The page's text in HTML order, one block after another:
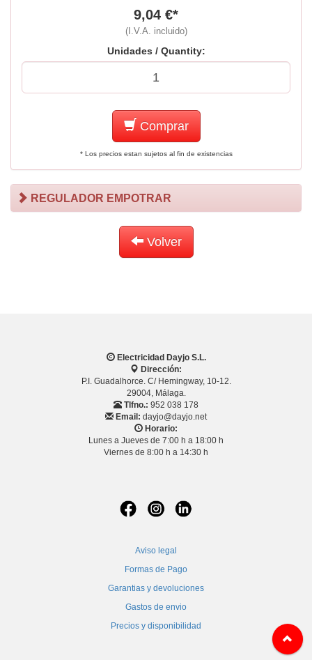
9,04 €*
(I.V.A. incluido)
Unidades / Quantity:
Comprar
* Los precios estan sujetos al fin de existencias
REGULADOR EMPOTRAR
Volver
Electricidad Dayjo S.L.
Dirección:
P.I. Guadalhorce. C/ Hemingway, 10-12.
29004, Málaga.
Tlfno.: 952 038 178
Email: dayjo@dayjo.net
Horario:
Lunes a Jueves de 7:00 h a 18:00 h
Viernes de 8:00 h a 14:30 h
Aviso legal
Formas de Pago
Garantias y devoluciones
Gastos de envio
Precios y disponibilidad